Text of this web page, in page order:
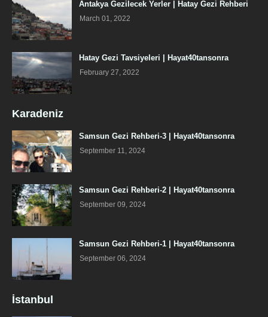
Antakya Gezilecek Yerler | Hatay Gezi Rehberi
March 01, 2022
Hatay Gezi Tavsiyeleri | Hayat40tansonra
February 27, 2022
Karadeniz
Samsun Gezi Rehberi-3 | Hayat40tansonra
September 11, 2024
Samsun Gezi Rehberi-2 | Hayat40tansonra
September 09, 2024
Samsun Gezi Rehberi-1 | Hayat40tansonra
September 06, 2024
İstanbul